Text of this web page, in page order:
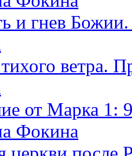
и гнев
ветра.
от Марка 1:
Фокина